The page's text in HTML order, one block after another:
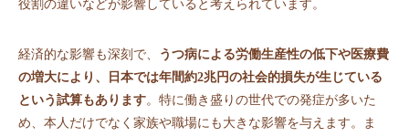
役割の違いなどが影響していると考えられています。
経済的な影響も深刻で、
うつ病による労働生産性の低下や医療費
の増大により、日本では年間約2兆円の社会的損失が生じている
という試算もあります。特に働き盛りの世代での発症が多いた
め、本人だけでなく家族や職場にも大きな影響を与えます。ま